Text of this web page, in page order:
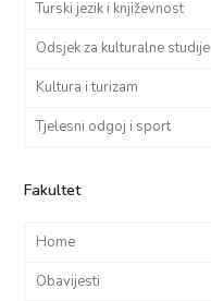
Turski jezik i književnost
Odsjek za kulturalne studije
Kultura i turizam
Tjelesni odgoj i sport
Fakultet
Home
Obavijesti